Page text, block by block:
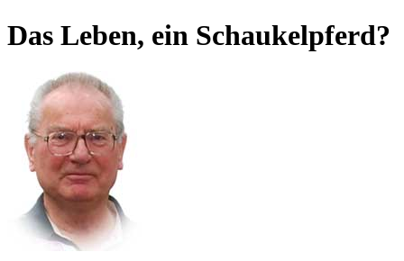
Das Leben, ein Schaukelpferd?